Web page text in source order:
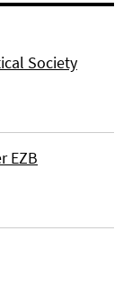
Society
EZB